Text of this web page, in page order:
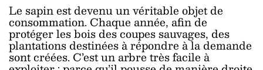
Le sapin est devenu un véritable objet de
consommation. Chaque année, afin de
protéger les bois des coupes sauvages, des
plantations destinées à répondre à la demande
sont créées. C’est un arbre très facile à